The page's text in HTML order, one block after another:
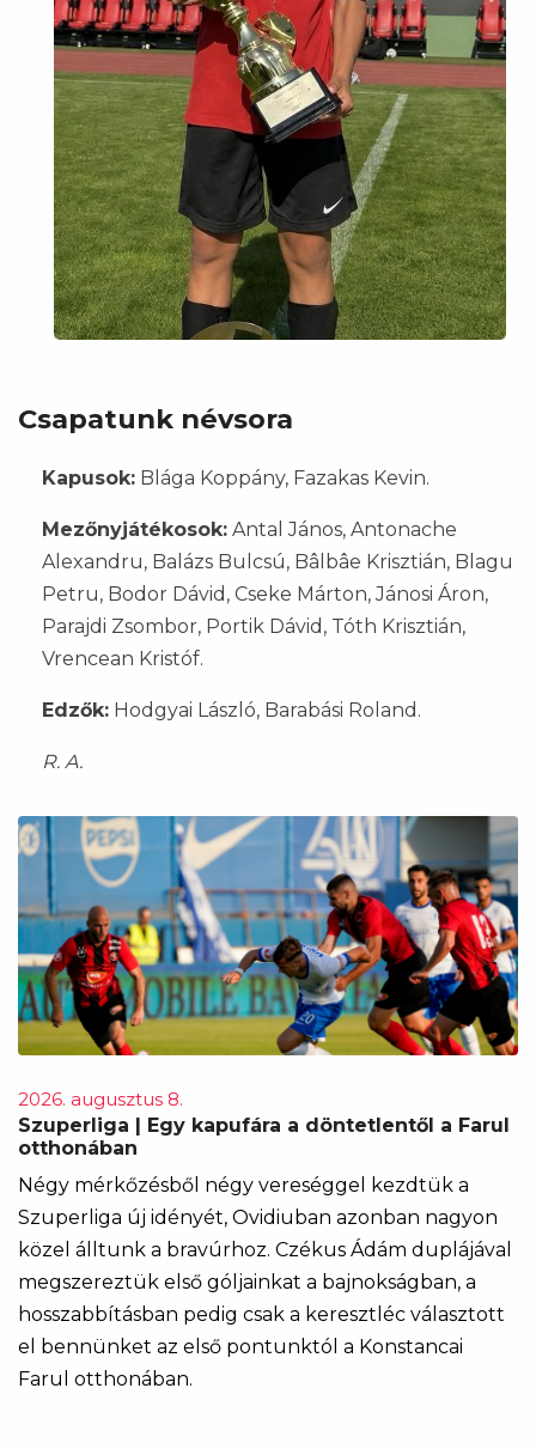
Csapatunk névsora
Kapusok: Blága Koppány, Fazakas Kevin.
Mezőnyjátékosok: Antal János, Antonache
Alexandru, Balázs Bulcsú, Bâlbâe Krisztián, Blagu
Petru, Bodor Dávid, Cseke Márton, Jánosi Áron,
Parajdi Zsombor, Portik Dávid, Tóth Krisztián,
Vrencean Kristóf.
Edzők: Hodgyai László, Barabási Roland.
R. A.
2026. augusztus 8.
Szuperliga | Egy kapufára a döntetlentől a Farul
otthonában
Négy mérkőzésből négy vereséggel kezdtük a
Szuperliga új idényét, Ovidiuban azonban nagyon
közel álltunk a bravúrhoz. Czékus Ádám duplájával
megszereztük első góljainkat a bajnokságban, a
hosszabbításban pedig csak a keresztléc választott
el bennünket az első pontunktól a Konstancai
Farul otthonában.